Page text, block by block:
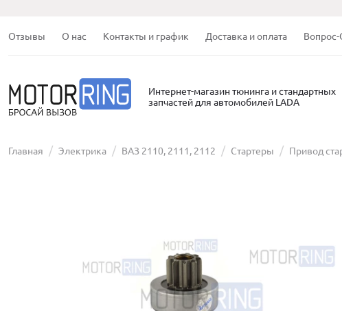
Отзывы О нас Контакты и график Доставка и оплата Вопрос-
Интернет-магазин тюнинга и стандартных
запчастей для автомобилей LADA
Главная Электрика ВАЗ 2110, 2111, 2112 Стартеры Привод